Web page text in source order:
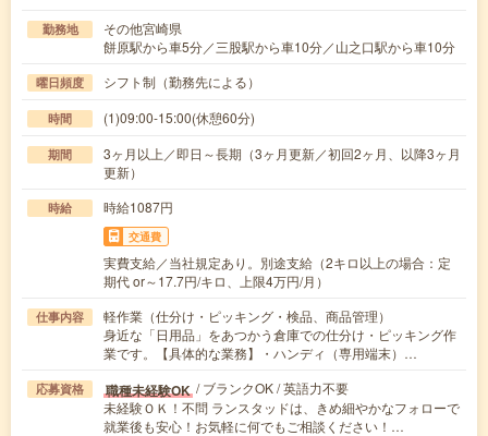
勤務地
その他宮崎県
餅原駅から車5分／三股駅から車10分／山之口駅から車10分
曜日頻度 シフト制（勤務先による）
時間 (1)09:00-15:00(休憩60分)
期間
3ヶ月以上／即日～長期（3ヶ月更新／初回2ヶ月、以降3ヶ月
更新）
時給 時給1087円
交通費
実費支給／当社規定あり。別途支給（2キロ以上の場合：定
期代 or～17.7円/キロ、上限4万円/月）
仕事内容
軽作業（仕分け・ピッキング・検品、商品管理）
身近な「日用品」をあつかう倉庫での仕分け・ピッキング作
業です。【具体的な業務】・ハンディ（専用端末）…
応募資格 職種未経験OK / ブランクOK / 英語力不要
未経験ＯＫ！不問 ランスタッドは、きめ細やかなフォローで
就業後も安心！お気軽に何でもご相談ください！…